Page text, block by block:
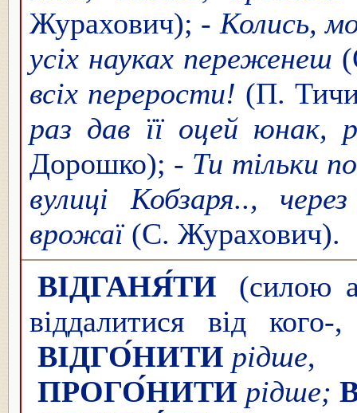
Журахович); - Колись,
усіх науках переженеш
всіх перерости! (П.
раз дав її оцей юнак,
Дорошко); - Ти тільки
вулиці Кобзаря..,
врожаї(С. Журахович).
ВІДГАНЯ́ТИ
(силою
віддалитися від
ВІДГО́НИТИ рідше,
ПРОГО́НИТИ рідше;